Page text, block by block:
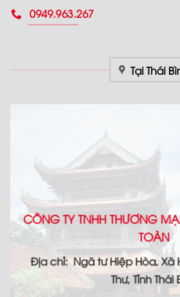
0949.963.267
Tại Thái
CÔNG TY TNHH THƯƠNG
TOÀN
Địa chỉ: Ngã tư Hiệp Hòa, Xã
Thư, Tỉnh Thái